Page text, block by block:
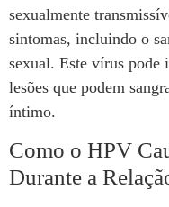
sexualmente
sintomas, incluindo o
sexual. Este vírus pode
lesões que podem
íntimo.
Como o HPV
Durante a